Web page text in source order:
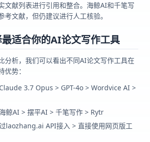
文献列表进行引用和整合。海鲸AI和千笔写
考文献，但仍建议进行人工核验。
最适合你的AI论文写作工具
分析，我们可以看出不同AI论文写作工具在
势：
3.7 Opus > GPT-4o > Wordvice AI >
鲸AI > 摆平AI > 千笔写作 > Rytr
laozhang.ai API接入 > 直接使用网页版工